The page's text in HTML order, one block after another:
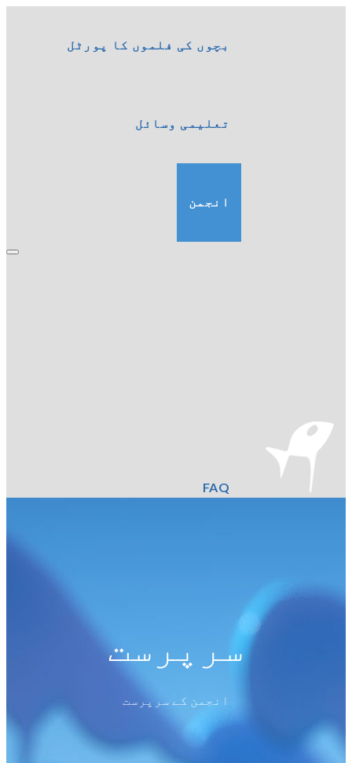
بچوں کی فلموں کا پورٹل
تعلیمی وسائل
انجمن
FAQ
سرپرست
انجمن کے سرپرست